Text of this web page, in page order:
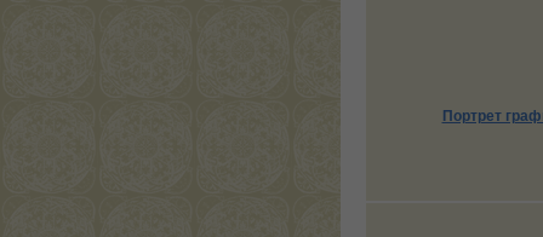
Портрет